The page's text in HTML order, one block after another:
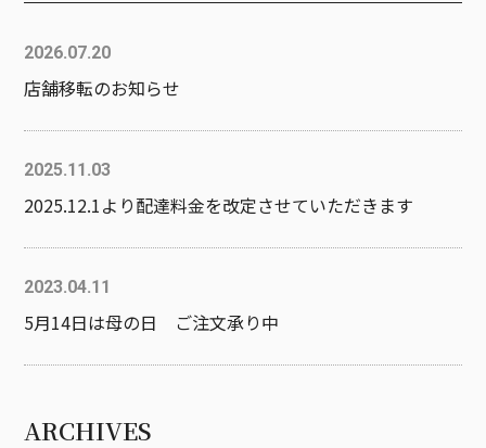
2026.07.20
店舗移転のお知らせ
2025.11.03
2025.12.1より配達料金を改定させていただきます
2023.04.11
5月14日は母の日 ご注文承り中
ARCHIVES